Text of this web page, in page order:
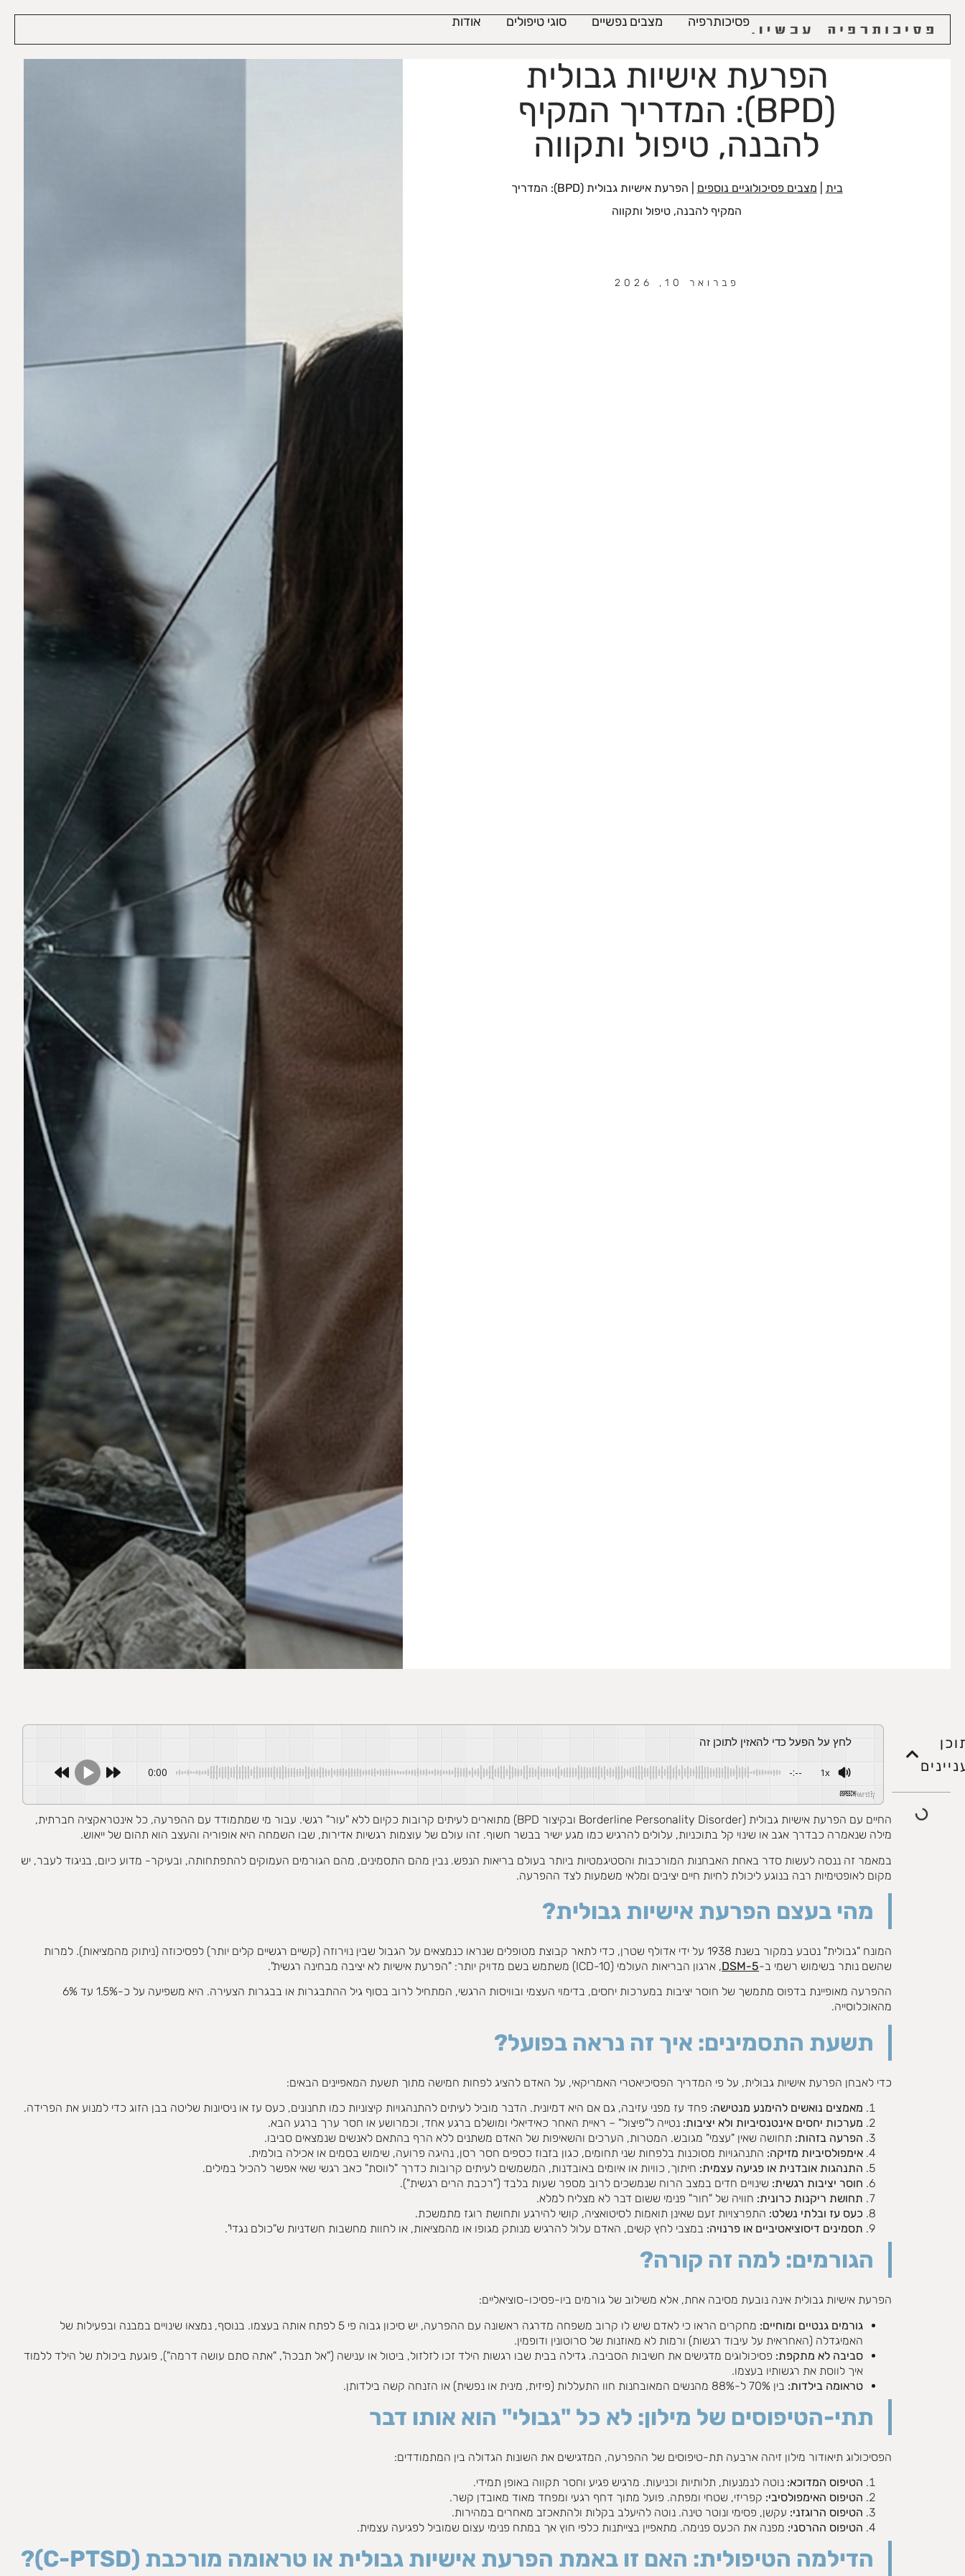
פסיכותרפיה
מצבים נפשיים סוגי טיפולים אודות
הפרעת אישיות גבולית
(BPD): המדריך המקיף
להבנה, טיפול ותקווה
בית מצבים פסיכולוגיים נוספים
הפרעת אישיות גבולית (BPD): המדריך
המקיף להבנה, טיפול ותקווה
פברואר 10, 2026
לחץ על הפעל כדי להאזין לתוכן זה
0:00 -:-- 1x
Powered By
החיים עם הפרעת אישיות גבולית (Borderline Personality Disorder ובקיצור BPD) מתוארים לעיתים קרובות כקיום ללא "עור" רגשי. עבור מי שמתמודד עם ההפרעה, כל אינטראקציה חברתית,
מילה שנאמרה כבדרך אגב או שינוי קל בתוכניות, עלולים להרגיש כמו מגע ישיר בבשר חשוף. זהו עולם של עוצמות רגשיות אדירות, שבו השמחה היא אופוריה והעצב הוא תהום של ייאוש.
במאמר זה ננסה לעשות סדר באחת האבחנות המורכבות והסטיגמטיות ביותר בעולם בריאות הנפש. נבין מהם התסמינים, מהם הגורמים העמוקים להתפתחותה, ובעיקר- מדוע כיום, בניגוד לעבר, יש
מקום לאופטימיות רבה בנוגע ליכולת לחיות חיים יציבים ומלאי משמעות לצד ההפרעה.
מהי בעצם הפרעת אישיות גבולית?
המונח "גבולית" נטבע במקור בשנת 1938 על ידי אדולף שטרן, כדי לתאר קבוצת מטופלים שנראו כנמצאים על הגבול שבין נוירוזה (קשיים רגשיים קלים יותר) לפסיכוזה (ניתוק מהמציאות). למרות
שהשם נותר בשימוש רשמי ב-DSM-5, ארגון הבריאות העולמי (ICD-10) משתמש בשם מדויק יותר: "הפרעת אישיות לא יציבה מבחינה רגשית".
ההפרעה מאופיינת בדפוס מתמשך של חוסר יציבות במערכות יחסים, בדימוי העצמי ובוויסות הרגשי, המתחיל לרוב בסוף גיל ההתבגרות או בבגרות הצעירה. היא משפיעה על כ-1.5% עד 6%
מהאוכלוסייה.
תשעת התסמינים: איך זה נראה בפועל?
כדי לאבחן הפרעת אישיות גבולית, על פי המדריך הפסיכיאטרי האמריקאי, על האדם להציג לפחות חמישה מתוך תשעת המאפיינים הבאים:
מאמצים נואשים להימנע מנטישה: פחד עז מפני עזיבה, גם אם היא דמיונית. הדבר מוביל לעיתים להתנהגויות קיצוניות כמו תחנונים, כעס עז או ניסיונות שליטה בבן הזוג כדי למנוע את הפרידה.
מערכות יחסים אינטנסיביות ולא יציבות: נטייה ל"פיצול" – ראיית האחר כאידיאלי ומושלם ברגע אחד, וכמרושע או חסר ערך ברגע הבא.
הפרעה בזהות: תחושה שאין "עצמי" מגובש. המטרות, הערכים והשאיפות של האדם משתנים ללא הרף בהתאם לאנשים שנמצאים סביבו.
אימפולסיביות מזיקה: התנהגויות מסוכנות בלפחות שני תחומים, כגון בזבוז כספים חסר רסן, נהיגה פרועה, שימוש בסמים או אכילה בולמית.
התנהגות אובדנית או פגיעה עצמית: חיתוך, כוויות או איומים באובדנות, המשמשים לעיתים קרובות כדרך "לווסת" כאב רגשי שאי אפשר להכיל במילים.
חוסר יציבות רגשית: שינויים חדים במצב הרוח שנמשכים לרוב מספר שעות בלבד ("רכבת הרים רגשית").
תחושת ריקנות כרונית: חוויה של "חור" פנימי ששום דבר לא מצליח למלא.
כעס עז ובלתי נשלט: התפרצויות זעם שאינן תואמות לסיטואציה, קושי להירגע ותחושת רוגז מתמשכת.
תסמינים דיסוציאטיביים או פרנויה: במצבי לחץ קשים, האדם עלול להרגיש מנותק מגופו או מהמציאות, או לחוות מחשבות חשדניות ש"כולם נגדי".
הגורמים: למה זה קורה?
הפרעת אישיות גבולית אינה נובעת מסיבה אחת, אלא משילוב של גורמים ביו-פסיכו-סוציאליים:
גורמים גנטיים ומוחיים:
מחקרים הראו כי לאדם שיש לו קרוב משפחה מדרגה ראשונה עם ההפרעה, יש סיכון גבוה פי 5 לפתח אותה בעצמו. בנוסף, נמצאו שינויים במבנה ובפעילות של
האמיגדלה (האחראית על עיבוד רגשות) ורמות לא מאוזנות של סרוטונין ודופמין.
סביבה לא מתקפת: פסיכולוגים מדגישים את חשיבות הסביבה. גדילה בבית שבו רגשות הילד זכו לזלזול, ביטול או ענישה ("אל תבכה", "אתה סתם עושה דרמה"), פוגעת ביכולת של הילד ללמוד
איך לווסת את רגשותיו בעצמו.
טראומה בילדות: בין 70% ל-88% מהנשים המאובחנות חוו התעללות (פיזית, מינית או נפשית) או הזנחה קשה בילדותן.
תתי-הטיפוסים של מילון: לא כל "גבולי" הוא אותו דבר
הפסיכולוג תיאודור מילון זיהה ארבעה תת-טיפוסים של ההפרעה, המדגישים את השונות הגדולה בין המתמודדים:
הטיפוס המדוכא: נוטה לנמנעות, תלותיות וכניעות. מרגיש פגיע וחסר תקווה באופן תמידי.
הטיפוס האימפולסיבי: קפריזי, שטחי ומפתה. פועל מתוך דחף רגעי ומפחד מאוד מאובדן קשר.
הטיפוס הרוגזני: עקשן, פסימי ונוטר טינה. נוטה להיעלב בקלות ולהתאכזב מאחרים במהירות.
הטיפוס ההרסני: מפנה את הכעס פנימה. מתאפיין בצייתנות כלפי חוץ אך במתח פנימי עצום שמוביל לפגיעה עצמית.
הדילמה הטיפולית: האם זו באמת הפרעת אישיות גבולית או טראומה מורכבת (C-PTSD)?